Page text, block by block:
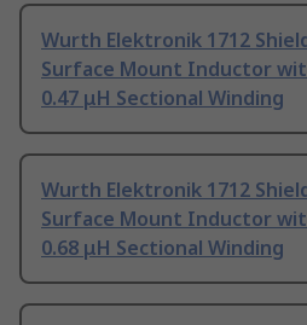
Wurth Elektronik 1712
Surface Mount Inductor
0.47 μH Sectional Winding
Wurth Elektronik 1712
Surface Mount Inductor
0.68 μH Sectional Winding